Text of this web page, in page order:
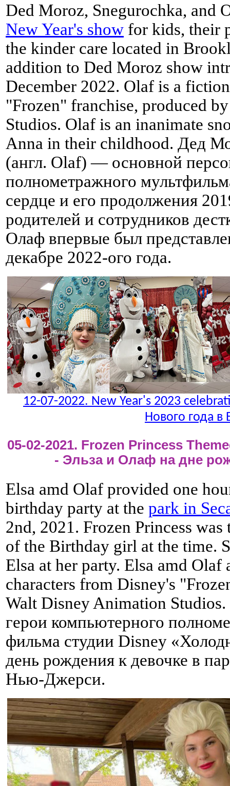
Ded Moroz, Snegurochka, and
New Year's show for kids, their
the kinder care located in
addition to Ded Moroz show
December 2022. Olaf is a
"Frozen" franchise, produced
Studios. Olaf is an inanimate
Anna in their childhood. Дед
(англ. Olaf) — основной
полнометражного
сердце и его продолжения
родителей и сотрудников
Олаф впервые был
декабре 2022-ого года.
12-07-2022. New Year's 2023
Нового года в
05-02-2021. Frozen Princess
- Эльза и Олаф на дне
Elsa amd Olaf provided one
birthday party at the park in
2nd, 2021. Frozen Princess
of the Birthday girl at the time.
Elsa at her party. Elsa amd
characters from Disney's
Walt Disney Animation
герои компьютерного
фильма студии Disney
день рождения к девочке в
Нью-Джерси.